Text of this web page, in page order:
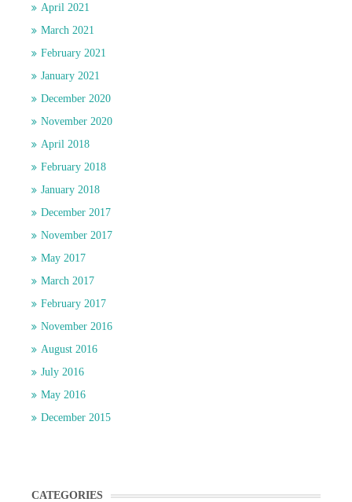
April 2021
March 2021
February 2021
January 2021
December 2020
November 2020
April 2018
February 2018
January 2018
December 2017
November 2017
May 2017
March 2017
February 2017
November 2016
August 2016
July 2016
May 2016
December 2015
CATEGORIES